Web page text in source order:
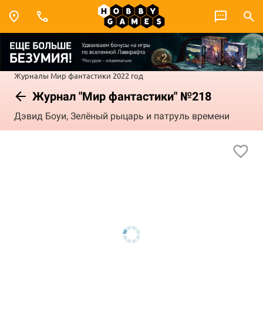
Журналы Мир фантастики 2022 год
Журнал "Мир фантастики" №218
Дэвид Боуи, Зелёный рыцарь и патруль времени